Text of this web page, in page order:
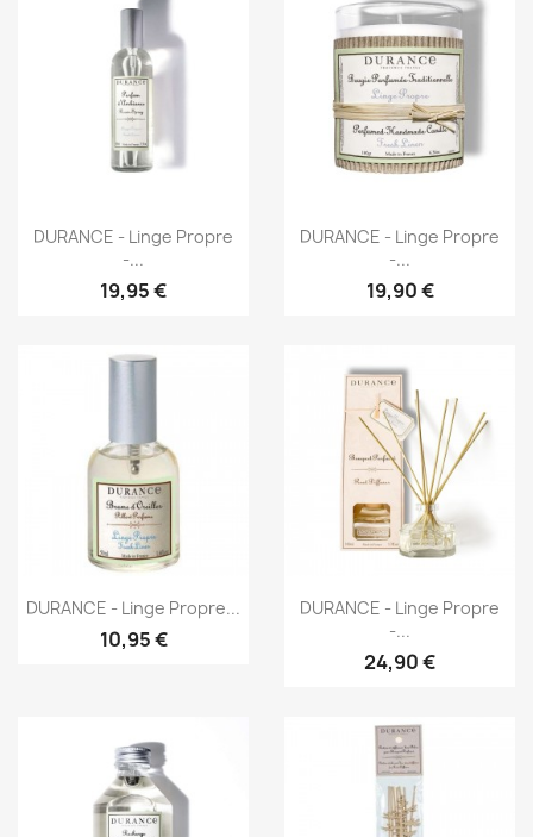
Aperçu rapide
DURANCE - Linge Propre
-...
19,95 €
Aperçu rapide
DURANCE - Linge Propre
-...
19,90 €
Aperçu rapide
DURANCE - Linge Propre...
10,95 €
Aperçu rapide
DURANCE - Linge Propre
-...
24,90 €